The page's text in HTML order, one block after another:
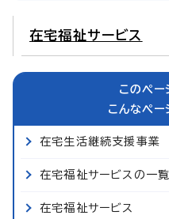
在宅福祉サービス
このペー
こんなペー
在宅生活継続支援事業
在宅福祉サービスの一覧
在宅福祉サービス